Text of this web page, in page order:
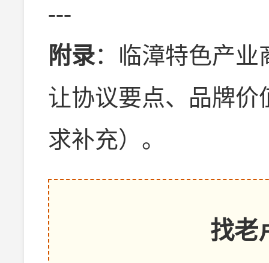
---
附录：临漳特色产业
让协议要点、品牌价
求补充）。
找老